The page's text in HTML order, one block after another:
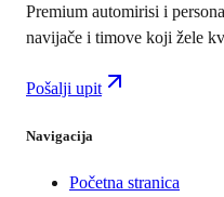
Premium automirisi i
navijače i timove koji žele
Pošalji upit
Navigacija
Početna stranica